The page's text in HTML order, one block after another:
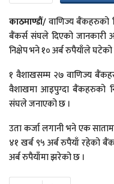
काठमाण्डौं/वाणिज्य बैंकहरुको
बैंकर्स संघले दिएको जानकारी
निक्षेप भने १० अर्ब रुपैयाँले घटेको
१ वैशाखसम्म २७ वाणिज्य
वैशाखमा आइपुग्दा बैंकहरुको
संघले जनाएको छ ।
उता कर्जा लगानी भने एक
४१ खर्ब ९५ अर्ब रुपैयाँ रहेको
अर्ब रुपैयाँमा झरेको छ ।